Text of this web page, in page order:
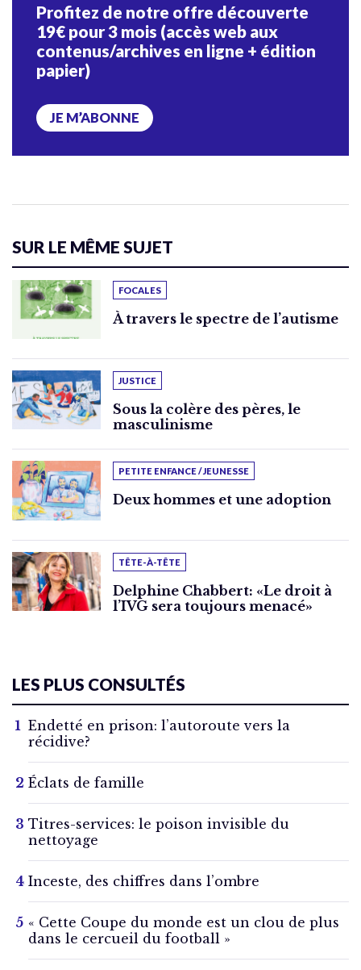
Profitez de notre offre découverte
19€ pour 3 mois (accès web aux
contenus/archives en ligne + édition
papier)
JE M’ABONNE
SUR LE MÊME SUJET
FOCALES
À travers le spectre de l’autisme
JUSTICE
Sous la colère des pères, le
masculinisme
PETITE ENFANCE / JEUNESSE
Deux hommes et une adoption
TÊTE-À-TÊTE
Delphine Chabbert: «Le droit à
l’IVG sera toujours menacé»
LES PLUS CONSULTÉS
Endetté en prison: l’autoroute vers la
récidive?
Éclats de famille
Titres-services: le poison invisible du
nettoyage
Inceste, des chiffres dans l’ombre
« Cette Coupe du monde est un clou de plus
dans le cercueil du football »